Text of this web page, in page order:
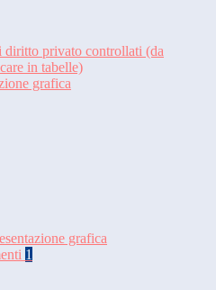
diritto privato controllati (da
in tabelle)
grafica
grafica
1